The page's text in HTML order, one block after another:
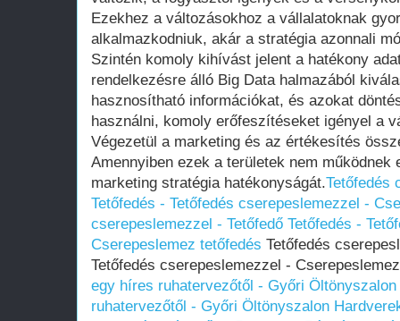
Ezekhez a változásokhoz a vállalatoknak
alkalmazkodniuk, akár a stratégia azonnali
Szintén komoly kihívást jelent a hatékony
rendelkezésre álló Big Data halmazából
hasznosítható információkat, és azokat
használni, komoly erőfeszítéseket igényel a
Végezetül a marketing és az értékesítés
Amennyiben ezek a területek nem
marketing stratégia hatékonyságát.Tetőfedés
Tetőfedés - Tetőfedés cserepeslemezzel -
cserepeslemezzel - Tetőfedő Tetőfedés -
Cserepeslemez tetőfedés Tetőfedés
Tetőfedés cserepeslemezzel -
egy híres ruhatervezőtől - Győri Öltönyszalon
ruhatervezőtől - Győri Öltönyszalon